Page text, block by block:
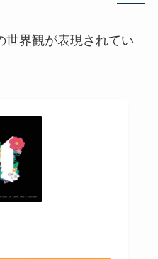
世界観が表現されてい